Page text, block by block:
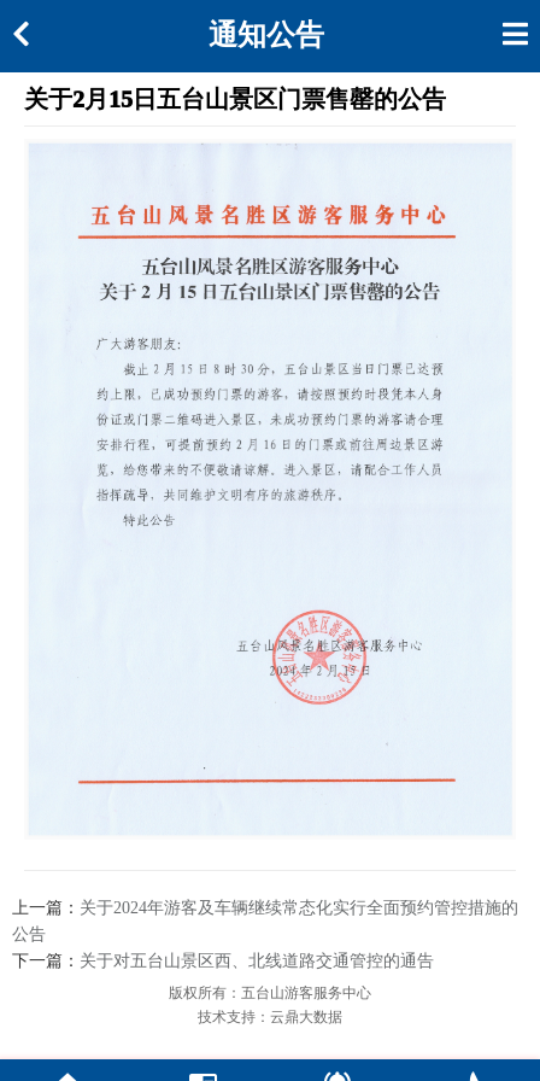
通知公告
关于2月15日五台山景区门票售罄的公告
上一篇： 关于2024年游客及车辆继续常态化实行全面预约管控措施的
公告
下一篇： 关于对五台山景区西、北线道路交通管控的通告
版权所有：五台山游客服务中心
技术支持：云鼎大数据